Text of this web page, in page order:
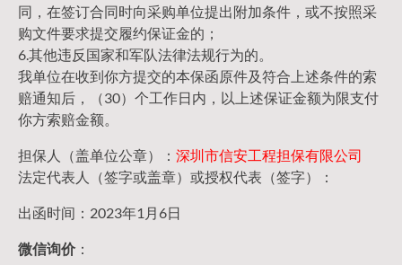
同，在签订合同时向采购单位提出附加条件，或不按照采
购文件要求提交履约保证金的；
6.其他违反国家和军队法律法规行为的。
我单位在收到你方提交的本保函原件及符合上述条件的索
赔通知后，（30）个工作日内，以上述保证金额为限支付
你方索赔金额。
担保人（盖单位公章）： 深圳市信安工程担保有限公司
法定代表人（签字或盖章）或授权代表（签字）：
出函时间：2023年1月6日
微信询价：